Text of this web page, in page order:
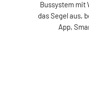
Bussystem mit
das Segel aus,
App,